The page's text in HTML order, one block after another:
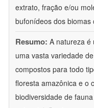
extrato, fração e/ou
bufonídeos dos biomas
Resumo: A natureza é
uma vasta variedade
compostos para todo
floresta amazônica e o
biodiversidade de